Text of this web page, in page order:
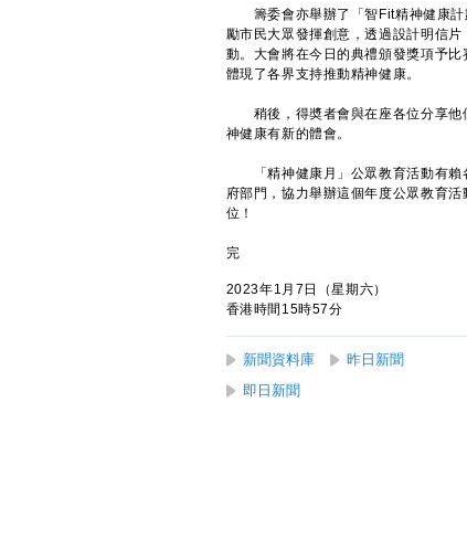
籌委會亦舉辦了「智Fit精神健康計
勵市民大眾發揮創意，透過設計明信
動。大會將在今日的典禮頒發獎項予
體現了各界支持推動精神健康。
稍後，得奬者會與在座各位分享他
神健康有新的體會。
「精神健康月」公眾教育活動有賴
府部門，協力舉辦這個年度公眾教育
位！
完
2023年1月7日（星期六）
香港時間15時57分
新聞資料庫 昨日新聞
即日新聞